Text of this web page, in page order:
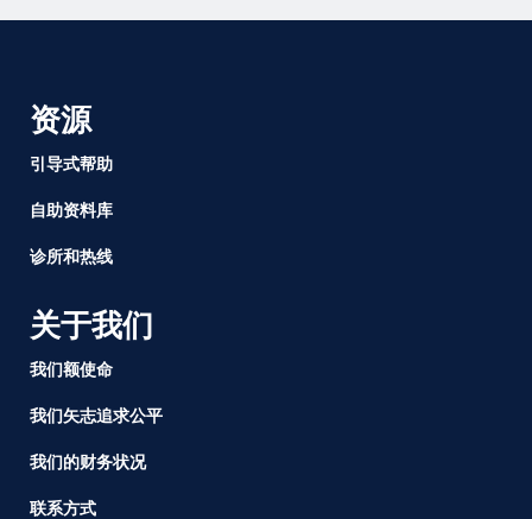
资源
引导式帮助
自助资料库
诊所和热线
关于我们
我们额使命
我们矢志追求公平
我们的财务状况
联系方式